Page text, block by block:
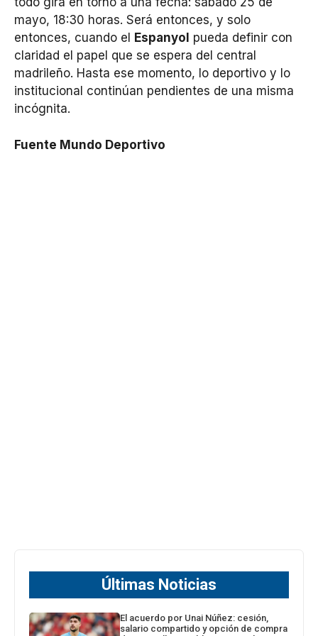
mayo, 18:30 horas. Será entonces, y solo
entonces, cuando el
Espanyol pueda definir con
claridad el papel que se espera del central
madrileño. Hasta ese momento, lo deportivo y lo
institucional continúan pendientes de una misma
incógnita.
Fuente Mundo Deportivo
Últimas Noticias
El acuerdo por Unai Núñez: cesión,
salario compartido y opción de compra